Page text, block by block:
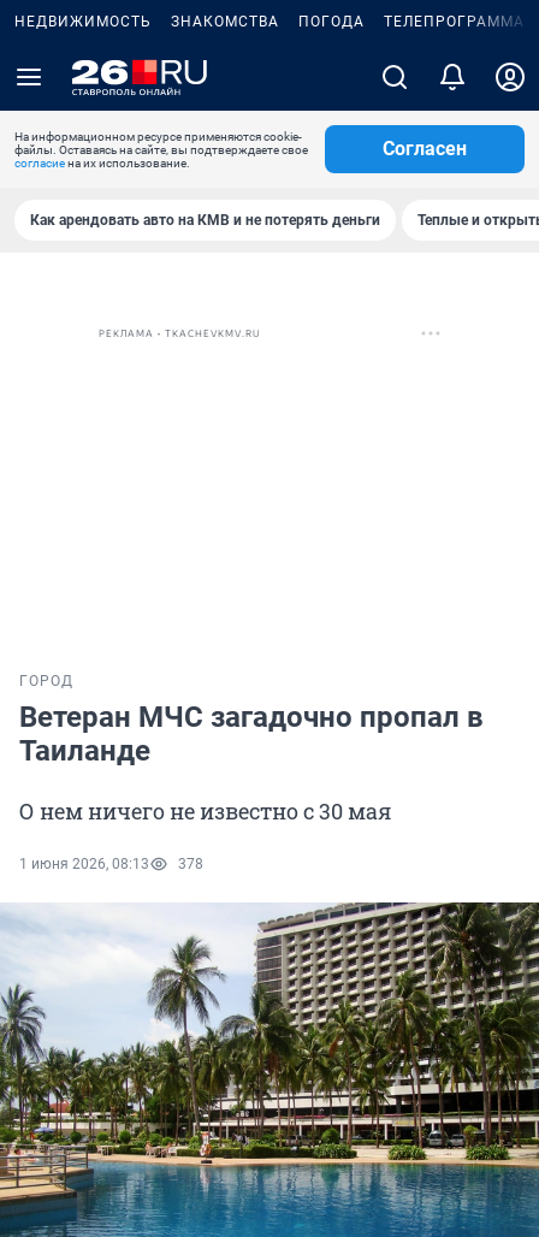
НЕДВИЖИМОСТЬ ЗНАКОМСТВА ПОГОДА ТЕЛЕПРОГРАММА
На информационном ресурсе применяются cookie-
файлы. Оставаясь на сайте, вы подтверждаете свое
согласиена их использование.
Согласен
Как арендовать авто на КМВ и не потерять деньги Теплые и
РЕКЛАМА • TKACHEVKMV.RU
ГОРОД
Ветеран МЧС загадочно пропал в
Таиланде
О нем ничего не известно с 30 мая
1 июня 2026, 08:13 378